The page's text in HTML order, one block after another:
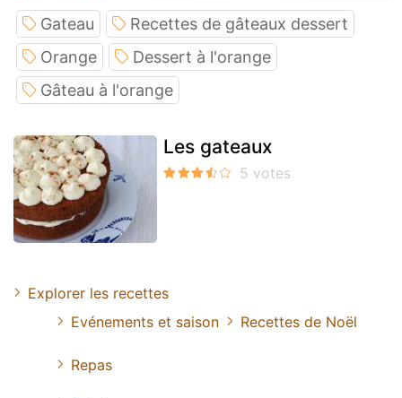
Gateau
Recettes de gâteaux dessert
Orange
Dessert à l'orange
Gâteau à l'orange
Les gateaux
Explorer les recettes
Evénements et saison
Recettes de Noël
Repas